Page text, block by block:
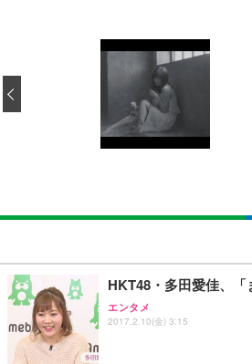
[EdoErgo] オフィスチェア
(黒網+黒枠+黒足)
￥5,699
Sezlife オフィスチェア デ
ション PCチェア 通気性
￥7,680
EIZO ビジネス向けプレミ
￥105,595
【純正品】27"ゲーミング
￥49,979
Amazonベーシック ペッ
￥3,373
ネオ・ルーライフ ネオ・
￥1,800
HKT48・多田愛佳、「
エンタメ
2017.2.10(金) 3:15